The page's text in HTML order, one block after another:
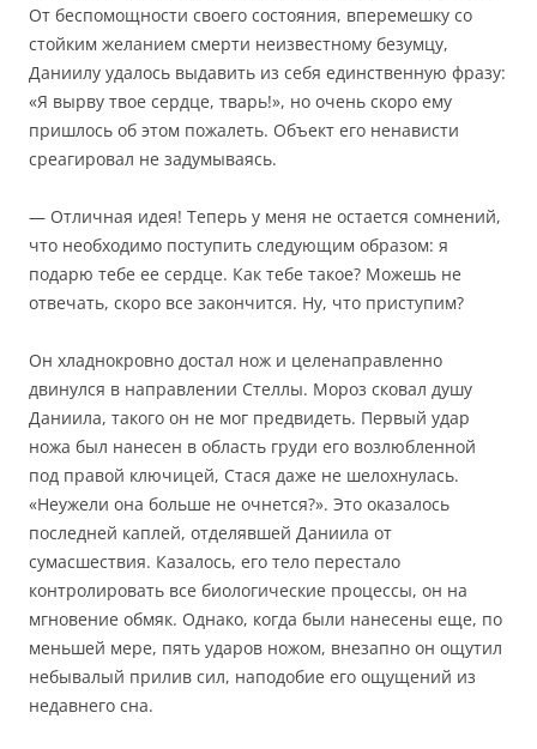
От беспомощности своего состояния, вперемешку со
стойким желанием смерти неизвестному безумцу,
Даниилу удалось выдавить из себя единственную фразу:
«Я вырву твое сердце, тварь!», но очень скоро ему
пришлось об этом пожалеть. Объект его ненависти
среагировал не задумываясь.
— Отличная идея! Теперь у меня не остается сомнений,
что необходимо поступить следующим образом: я
подарю тебе ее сердце. Как тебе такое? Можешь не
отвечать, скоро все закончится. Ну, что приступим?
Он хладнокровно достал нож и целенаправленно
двинулся в направлении Стеллы. Мороз сковал душу
Даниила, такого он не мог предвидеть. Первый удар
ножа был нанесен в область груди его возлюбленной
под правой ключицей, Стася даже не шелохнулась.
«Неужели она больше не очнется?». Это оказалось
последней каплей, отделявшей Даниила от
сумасшествия. Казалось, его тело перестало
контролировать все биологические процессы, он на
мгновение обмяк. Однако, когда были нанесены еще, по
меньшей мере, пять ударов ножом, внезапно он ощутил
небывалый прилив сил, наподобие его ощущений из
недавнего сна.